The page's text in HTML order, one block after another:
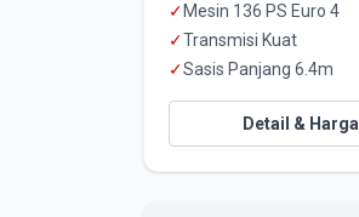
✓ Mesin 136 PS Euro 4
✓Transmisi Kuat
✓Sasis Panjang 6.4m
Detail & Harga